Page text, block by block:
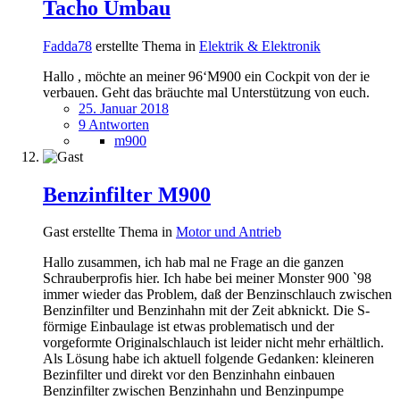
Tacho Umbau
Fadda78 erstellte Thema in Elektrik & Elektronik
Hallo , möchte an meiner 96‘M900 ein Cockpit von der ie
verbauen. Geht das bräuchte mal Unterstützung von euch.
25. Januar 2018
9 Antworten
m900
Benzinfilter M900
Gast erstellte Thema in Motor und Antrieb
Hallo zusammen, ich hab mal ne Frage an die ganzen
Schrauberprofis hier. Ich habe bei meiner Monster 900 `98
immer wieder das Problem, daß der Benzinschlauch zwischen
Benzinfilter und Benzinhahn mit der Zeit abknickt. Die S-
förmige Einbaulage ist etwas problematisch und der
vorgeformte Originalschlauch ist leider nicht mehr erhältlich.
Als Lösung habe ich aktuell folgende Gedanken: kleineren
Bezinfilter und direkt vor den Benzinhahn einbauen
Benzinfilter zwischen Benzinhahn und Benzinpumpe